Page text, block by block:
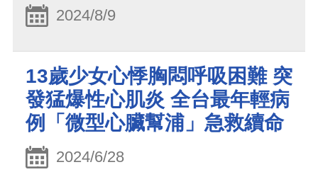
2024/8/9
13歲少女心悸胸悶呼吸困難 突
發猛爆性心肌炎 全台最年輕病
例「微型心臟幫浦」急救續命
2024/6/28